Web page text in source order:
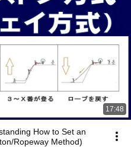
17:48
How to Set an
Ropeway Method)